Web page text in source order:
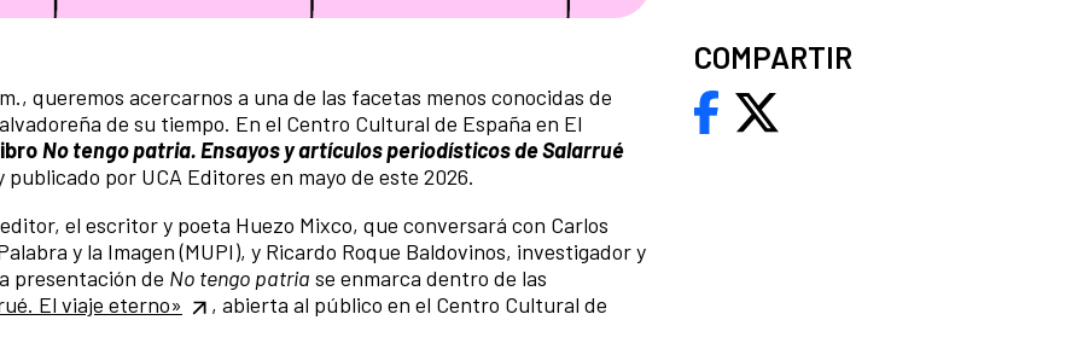
queremos acercarnos a una de las facetas menos conocidas de
de su tiempo. En el Centro Cultural de España en El
No tengo patria. Ensayos y artículos periodísticos de Salarrué
por UCA Editores en mayo de este 2026.
el escritor y poeta Huezo Mixco, que conversará con Carlos
y la Imagen (MUPI), y Ricardo Roque Baldovinos, investigador y
presentación de No tengo patria se enmarca dentro de las
El viaje eterno»
, abierta al público en el Centro Cultural de
COMPARTIR